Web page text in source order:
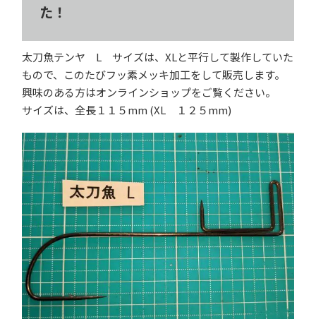
た！
太刀魚テンヤ L サイズは、XLと平行して製作していた
もので、このたびフッ素メッキ加工をして販売します。
興味のある方はオンラインショップをご覧ください。
サイズは、全長１１５mm (XL １２５mm)